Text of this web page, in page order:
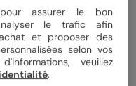
Papier Satiné
assurer le bon
le trafic afin
et proposer des
selon vos
veuillez
.